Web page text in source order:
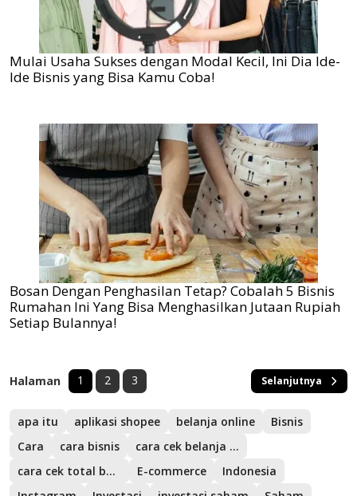
Mulai Usaha Sukses dengan Modal Kecil, Ini Dia Ide-
Ide Bisnis yang Bisa Kamu Coba!
Bosan Dengan Penghasilan Tetap? Cobalah 5 Bisnis
Rumahan Ini Yang Bisa Menghasilkan Jutaan Rupiah
Setiap Bulannya!
Halaman 1 2 3 Selanjutnya
apa itu aplikasi shopee belanja online
Bisnis
Cara
cara bisnis
cara cek belanja di shopee
cara cek total belanja di Shopee
E-commerce
Indonesia